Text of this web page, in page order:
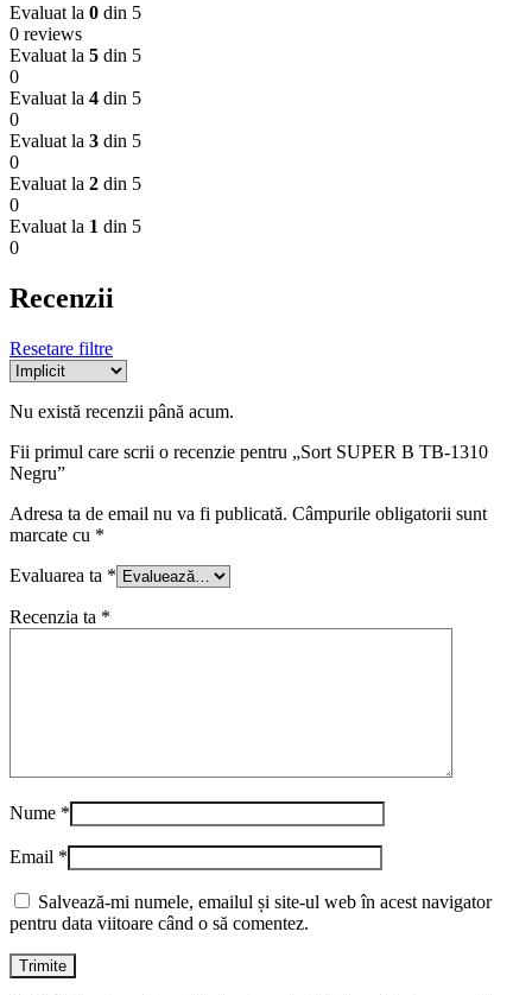
Evaluat la 0 din 5
0 reviews
Evaluat la 5 din 5
0
Evaluat la 4 din 5
0
Evaluat la 3 din 5
0
Evaluat la 2 din 5
0
Evaluat la 1 din 5
0
Recenzii
Resetare filtre
Nu există recenzii până acum.
Fii primul care scrii o recenzie pentru „Sort SUPER B TB-1310
Negru”
Adresa ta de email nu va fi publicată. Câmpurile obligatorii sunt
marcate cu *
Evaluarea ta *
Recenzia ta *
Nume *
Email *
Salvează-mi numele, emailul și site-ul web în acest navigator
pentru data viitoare când o să comentez.